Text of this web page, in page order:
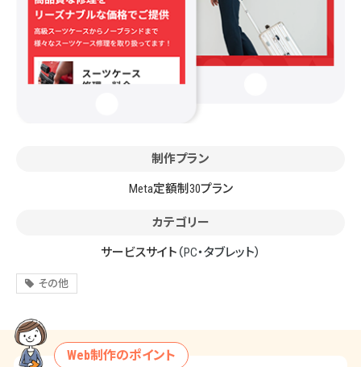
制作プラン
Meta定額制30プラン
カテゴリー
サービスサイト （PC・タブレット）
その他
Web制作のポイント